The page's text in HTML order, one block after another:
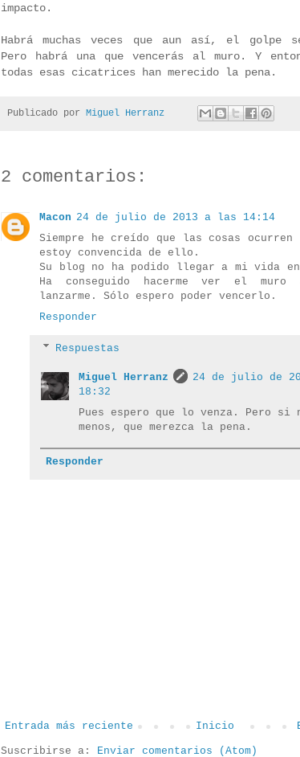
impacto.
Habrá muchas veces que aun así, el golpe
Pero habrá una que vencerás al muro. Y
todas esas cicatrices han merecido la pena.
Publicado por Miguel Herranz
2 comentarios:
Macon 24 de julio de 2013 a las 14:14
Siempre he creído que las cosas
estoy convencida de ello.
Su blog no ha podido llegar a mi vida en
Ha conseguido hacerme ver el
lanzarme. Sólo espero poder vencerlo.
Responder
Respuestas
Miguel Herranz
24 de julio de
18:32
Pues espero que lo venza. Pero
menos, que merezca la pena.
Responder
Entrada más reciente Inicio
Suscribirse a: Enviar comentarios (Atom)